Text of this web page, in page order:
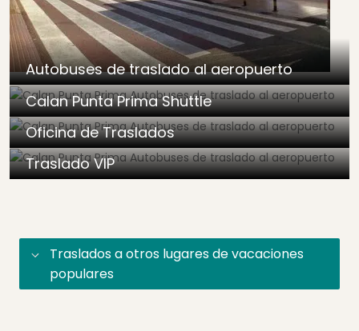
Autobuses de traslado al aeropuerto
Calan Punta Prima Shuttle
Oficina de Traslados
Traslado VIP
Traslados a otros lugares de vacaciones
populares